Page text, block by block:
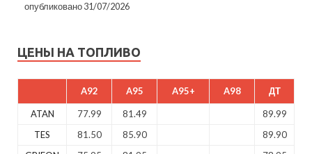
опубликовано 31/07/2026
ЦЕНЫ НА ТОПЛИВО
A92 A95 A95+ A98 ДТ
ATAN 77.99 81.49
89.99
TES
81.50 85.90
89.90